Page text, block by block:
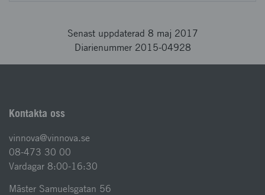
Senast uppdaterad 8 maj 2017
Diarienummer 2015-04928
Kontakta oss
vinnova@vinnova.se
08-473 30 00
Vardagar 8:00-16:30
Mäster Samuelsgatan 56